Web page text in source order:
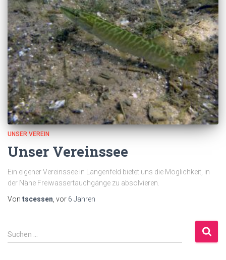
UNSER VEREIN
Unser Vereinssee
Ein eigener Vereinssee in Langenfeld bietet uns die Möglichkeit, in
der Nähe Freiwassertauchgänge zu absolvieren.
Von tscessen , vor 6 Jahren
S
u
Suchen …